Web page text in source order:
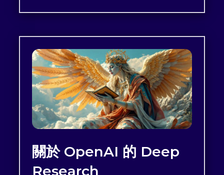
關於 OpenAI 的 Deep
Research